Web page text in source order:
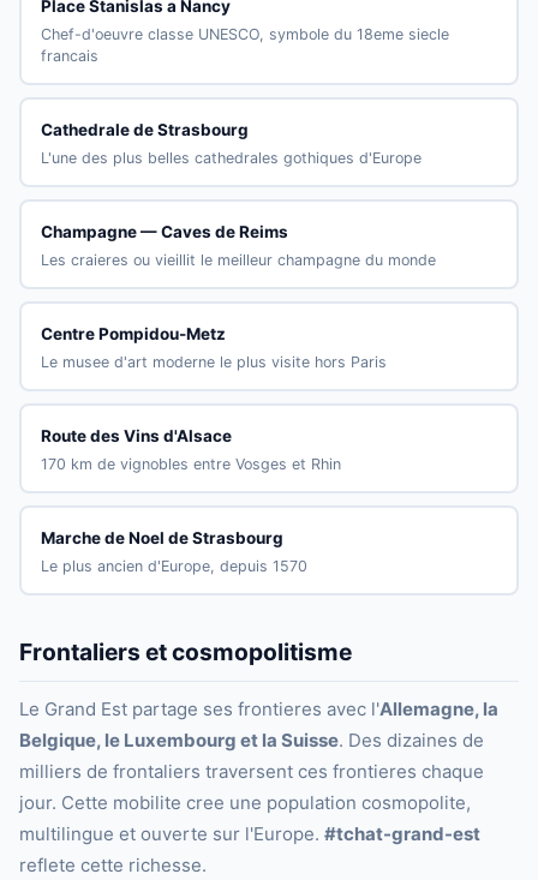
Place Stanislas a Nancy
Chef-d'oeuvre classe UNESCO, symbole du 18eme siecle
francais
Cathedrale de Strasbourg
L'une des plus belles cathedrales gothiques d'Europe
Champagne — Caves de Reims
Les craieres ou vieillit le meilleur champagne du monde
Centre Pompidou-Metz
Le musee d'art moderne le plus visite hors Paris
Route des Vins d'Alsace
170 km de vignobles entre Vosges et Rhin
Marche de Noel de Strasbourg
Le plus ancien d'Europe, depuis 1570
Frontaliers et cosmopolitisme
Le Grand Est partage ses frontieres avec l'Allemagne, la
Belgique, le Luxembourg et la Suisse. Des dizaines de
milliers de frontaliers traversent ces frontieres chaque
jour. Cette mobilite cree une population cosmopolite,
multilingue et ouverte sur l'Europe. #tchat-grand-est
reflete cette richesse.